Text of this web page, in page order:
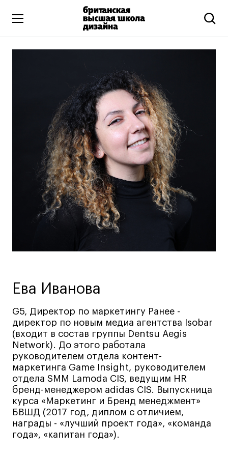
Высшее образование
Подготовительные курсы
Бизнес и маркетинг
Все программы
Дополнительное образование
Коммуникационный и цифровой дизайн
Иллюстрация
Современное искусство
Мода и стиль
Сценография
Промышленный и предметный дизайн
Бизнес и маркетинг
Подготовительные курсы и творческое
развитие
Среднесрочные
ИЗО и Керамика
Ландшафтный дизайн
Все программы
Онлайн-программы
Ева Иванова
G5, Директор по маркетингу Ранее -
директор по новым медиа агентства Isobar
(входит в состав группы Dentsu Aegis
Network). До этого работала
руководителем отдела контент-
маркетинга Game Insight, руководителем
отдела SMM Lamoda CIS, ведущим HR
бренд-менеджером adidas CIS. Выпускница
курса «Маркетинг и Бренд менеджмент»
БВШД (2017 год, диплом с отличием,
награды - «лучший проект года», «команда
года», «капитан года»).